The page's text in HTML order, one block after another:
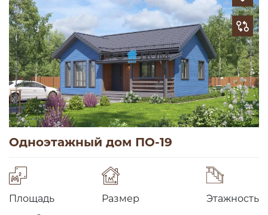
Одноэтажный дом ПО-19
Площадь Размер Этажность